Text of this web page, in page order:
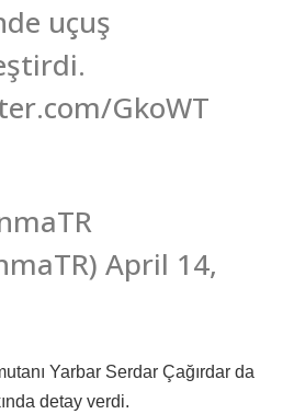
uçuş
GkoWT
April 14,
Yarbar Serdar Çağırdar da
detay verdi.